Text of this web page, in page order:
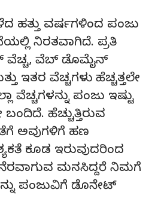
ಹತ್ತು ವರ್ಷಗಳಿಂದ ಪಂಜು
ನಿರತವಾಗಿದೆ. ಪ್ರತಿ
ವೆಚ್ಚ, ವೆಬ್‌ ಡೊಮೈನ್‌
ಇತರ ವೆಚ್ಚಗಳು ಹೆಚ್ಚತ್ತಲೇ
ವೆಚ್ಚಗಳನ್ನು ಪಂಜು ಇಷ್ಟು
ಬಂದಿದೆ. ಹೆಚ್ಚುತ್ತಿರುವ
ಅವುಗಳಿಗೆ ಹಣ
ಕೂಡ ಇರುವುದರಿಂದ
ಮನಸಿದ್ದರೆ ನಿಮಗೆ
ಪಂಜುವಿಗೆ ಡೊನೇಟ್‌